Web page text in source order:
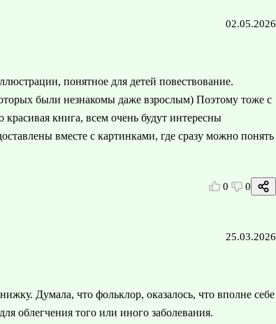
02.05.2026
понятное для детей повествование.
были незнакомы даже взрослым) Поэтому тоже с
книга, всем очень будут интересны
вместе с картинками, где сразу можно понять
0 0
25.03.2026
Думала, что фольклор, оказалось, что вполне себе
облегчения того или иного заболевания.